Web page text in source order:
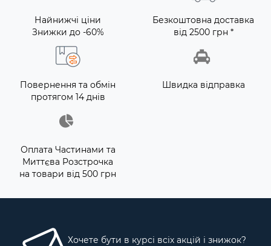
Найнижчі ціни
Знижки до -60%
Безкоштовна доставка
від 2500 грн *
Повернення та обмін
протягом 14 днів
Швидка відправка
Оплата Частинами та
Миттєва Розстрочка
на товари від 500 грн
Хочете бути в курсі всіх акцій і знижок?